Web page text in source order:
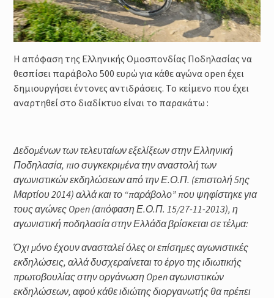
H απόφαση της Ελληνικής Ομοσπονδίας Ποδηλασίας να
θεσπίσει παράβολο 500 ευρώ για κάθε αγώνα open έχει
δημιουργήσει έντονες αντιδράσεις. To κείμενο που έχει
αναρτηθεί στο διαδίκτυο είναι το παρακάτω :
Δεδομένων των τελευταίων εξελίξεων στην Ελληνική
Ποδηλασία, πιο συγκεκριμένα την αναστολή των
αγωνιστικών εκδηλώσεων από την Ε.Ο.Π. (επιστολή 5ης
Μαρτίου 2014) αλλά και το “παράβολο” που ψηφίστηκε για
τους αγώνες Open (απόφαση Ε.Ο.Π. 15/27-11-2013), η
αγωνιστική ποδηλασία στην Ελλάδα βρίσκεται σε τέλμα:
Όχι μόνο έχουν ανασταλεί όλες οι επίσημες αγωνιστικές
εκδηλώσεις, αλλά δυσχεραίνεται το έργο της ιδιωτικής
πρωτοβουλίας στην οργάνωση Open αγωνιστικών
εκδηλώσεων, αφού κάθε ιδιώτης διοργανωτής θα πρέπει